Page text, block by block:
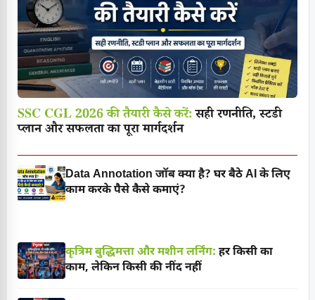
SSC CGL 2026 की तैयारी कैसे करें:सही रणनीति, स्टडी
प्लान और सफलता का पूरा मार्गदर्शन
Data Annotation जॉब क्या है? घर बैठे AI के लिए
काम करके पैसे कैसे कमाएं?
कृत्रिम बुद्धिमत्ता और मशीन लर्निंग: हर किसी का
काम, लेकिन किसी की नींद नहीं